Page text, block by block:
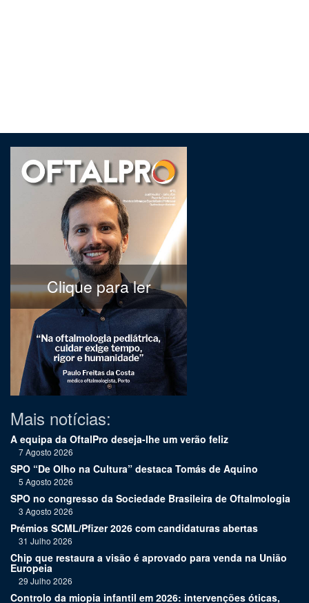
Clique para ler
Mais notícias:
A equipa da OftalPro deseja-lhe um verão feliz
7 Agosto 2026
SPO “De Olho na Cultura” destaca Tomás de Aquino
5 Agosto 2026
SPO no congresso da Sociedade Brasileira de Oftalmologia
3 Agosto 2026
Prémios SCML/Pfizer 2026 com candidaturas abertas
31 Julho 2026
Chip que restaura a visão é aprovado para venda na União
Europeia
29 Julho 2026
Controlo da miopia infantil em 2026: intervenções óticas,